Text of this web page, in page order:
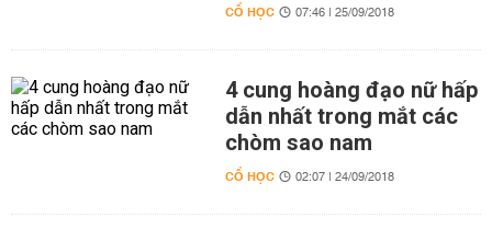
CỔ HỌC 07:46 | 25/09/2018
4 cung hoàng đạo nữ hấp
dẫn nhất trong mắt các
chòm sao nam
CỔ HỌC 02:07 | 24/09/2018